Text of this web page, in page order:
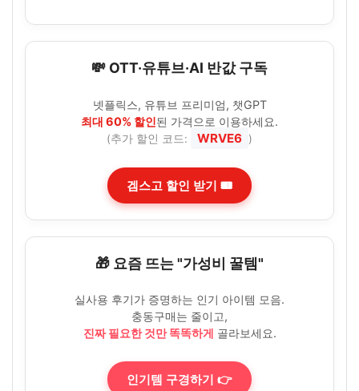
💸 OTT·유튜브·AI 반값 구독
넷플릭스, 유튜브 프리미엄, 챗GPT
최대 60% 할인된 가격으로 이용하세요.
(추가 할인 코드: WRVE6 )
겜스고 할인 받기 🎟️
🎁 요즘 뜨는 "가성비 꿀템"
실사용 후기가 증명하는 인기 아이템 모음.
충동구매는 줄이고,
진짜 필요한 것만 똑똑하게 골라보세요.
인기템 구경하기 👉